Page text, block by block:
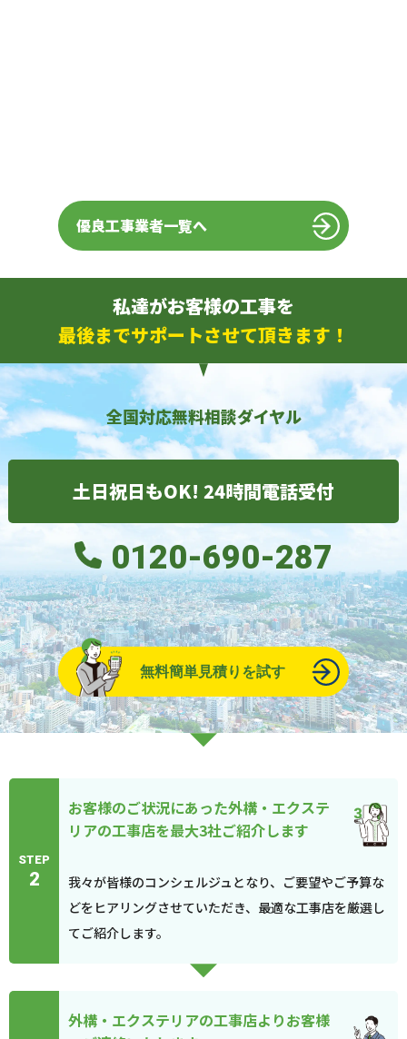
優良工事業者一覧へ
私達がお客様の工事を
最後までサポートさせて頂きます！
全国対応無料相談ダイヤル
土日祝日もOK! 24時間電話受付
0120-690-287
無料簡単見積りを試す
STEP
2
お客様のご状況にあった外構・エクステ
リアの工事店を最大3社ご紹介します
我々が皆様のコンシェルジュとなり、ご要望やご予算な
どをヒアリングさせていただき、最適な工事店を厳選し
てご紹介します。
外構・エクステリアの工事店よりお客様